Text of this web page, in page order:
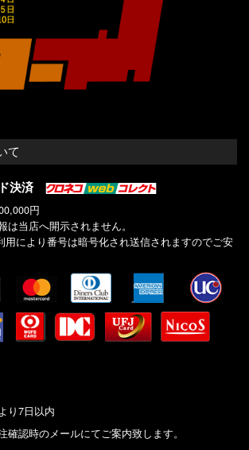
て
決済
円
は当店へ開示されません。
用により番号は暗号化され送信されますのでご安
り7日以内
確認時のメールにてご案内致します。